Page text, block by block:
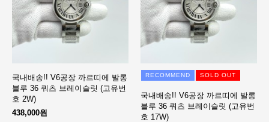
국내배송!! V6공장 까르띠에 발롱
블루 36 쿼츠 브레이슬릿 (고유번
호 2W)
438,000원
RECOMMEND SOLD OUT
국내배송!! V6공장 까르띠에 발롱
블루 36 쿼츠 브레이슬릿 (고유번
호 17W)